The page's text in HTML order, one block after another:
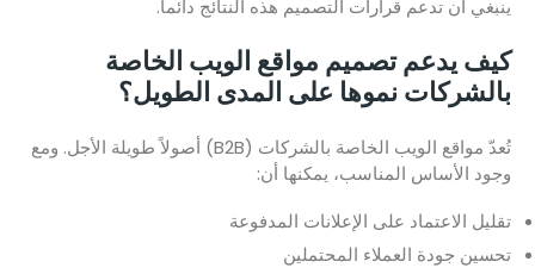
ينبغي أن تدعم قرارات التصميم هذه النتائج دائماً.
كيف يدعم تصميم مواقع الويب الخاصة
بالشركات نموها على المدى الطويل؟
تُعدّ مواقع الويب الخاصة بالشركات (B2B) أصولاً طويلة الأجل. ومع
وجود الأساس المناسب، يمكنها أن:
تقليل الاعتماد على الإعلانات المدفوعة
تحسين جودة العملاء المحتملين